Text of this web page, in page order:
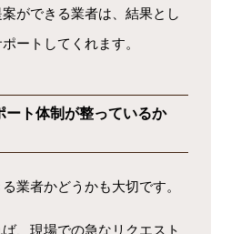
ができる業者は、結果とし
ートしてくれます。
ート体制が整っているか
業者かどうかも大切です。
、現場での急なリクエスト